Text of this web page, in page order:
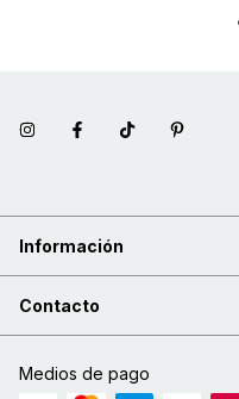
Información
Contacto
Medios de pago